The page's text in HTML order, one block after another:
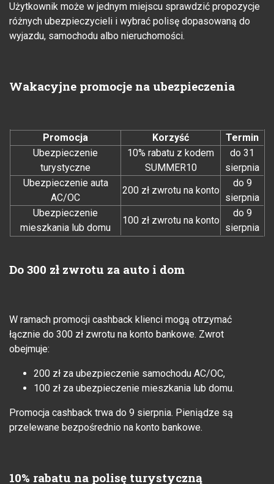
Użytkownik może w jednym miejscu sprawdzić propozycje
różnych ubezpieczycieli i wybrać polisę dopasowaną do
wyjazdu, samochodu albo nieruchomości.
Wakacyjne promocje na ubezpieczenia
Promocja Korzyść
Termin
Ubezpieczenie
turystyczne
10% rabatu z kodem
SUMMER10
do 31
sierpnia
Ubezpieczenie auta
AC/OC
200 zł zwrotu na konto
do 9
sierpnia
Ubezpieczenie
mieszkania lub domu
100 zł zwrotu na konto
do 9
sierpnia
Do 300 zł zwrotu za auto i dom
W ramach promocji cashback klienci mogą otrzymać
łącznie do 300 zł zwrotu na konto bankowe. Zwrot
obejmuje:
200 zł za ubezpieczenie samochodu AC/OC,
100 zł za ubezpieczenie mieszkania lub domu.
Promocja cashback trwa do 9 sierpnia. Pieniądze są
przelewane bezpośrednio na konto bankowe.
10% rabatu na polisę turystyczną